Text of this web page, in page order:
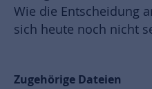
Wie die Entscheidung
sich heute noch nicht
Zugehörige Dateien